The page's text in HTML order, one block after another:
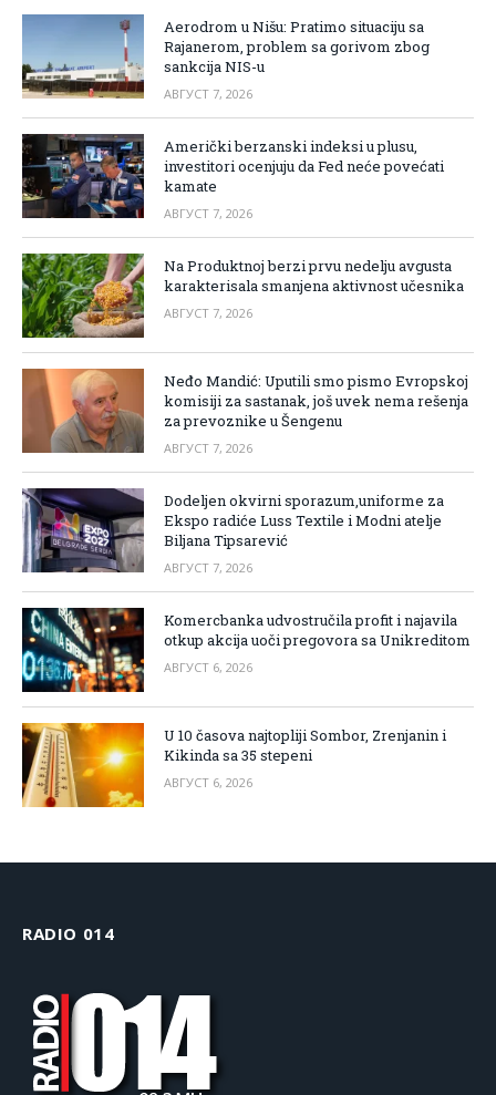
Aerodrom u Nišu: Pratimo situaciju sa
Rajanerom, problem sa gorivom zbog
sankcija NIS-u
АВГУСТ 7, 2026
Američki berzanski indeksi u plusu,
investitori ocenjuju da Fed neće povećati
kamate
АВГУСТ 7, 2026
Na Produktnoj berzi prvu nedelju avgusta
karakterisala smanjena aktivnost učesnika
АВГУСТ 7, 2026
Neđo Mandić: Uputili smo pismo Evropskoj
komisiji za sastanak, još uvek nema rešenja
za prevoznike u Šengenu
АВГУСТ 7, 2026
Dodeljen okvirni sporazum,uniforme za
Ekspo radiće Luss Textile i Modni atelje
Biljana Tipsarević
АВГУСТ 7, 2026
Komercbanka udvostručila profit i najavila
otkup akcija uoči pregovora sa Unikreditom
АВГУСТ 6, 2026
U 10 časova najtopliji Sombor, Zrenjanin i
Kikinda sa 35 stepeni
АВГУСТ 6, 2026
RADIO 014